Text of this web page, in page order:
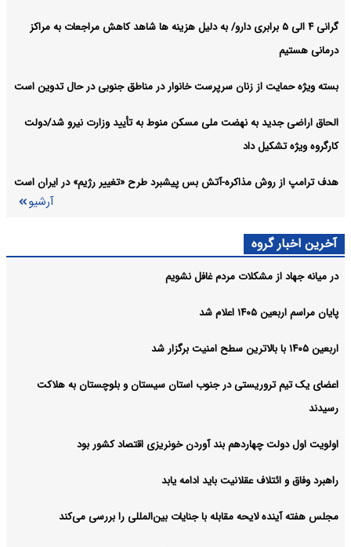
گرانی ۴ الی ۵ برابری دارو/ به دلیل هزینه ها شاهد کاهش مراجعات به مراکز
درمانی هستیم
بسته ویژه حمایت از زنان سرپرست خانوار در مناطق جنوبی در حال تدوین است
الحاق اراضی جدید به نهضت ملی مسکن منوط به تأیید وزارت نیرو شد/دولت
کارگروه ویژه تشکیل داد
هدف ترامپ از روش مذاکره-آتش بس پیشبرد طرح «تغییر رژیم» در ایران است
آرشیو
آخرین اخبار گروه
در میانه جهاد از مشکلات مردم غافل نشویم
پایان مراسم اربعین ۱۴۰۵ اعلام شد
اربعین ۱۴۰۵ با بالاترین سطح امنیت برگزار شد
اعضای یک تیم تروریستی در جنوب استان سیستان و بلوچستان به هلاکت
رسیدند
اولویت اول دولت چهاردهم بند آوردن خونریزی اقتصاد کشور بود
راهبرد وفاق و ائتلاف عقلانیت باید ادامه یابد
مجلس هفته آینده لایحه مقابله با جنایات بین‌المللی را بررسی می‌کند